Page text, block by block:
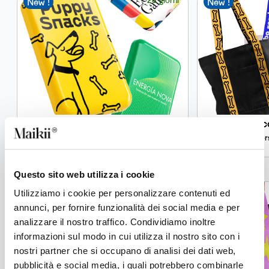
Questo sito web utilizza i cookie
Utilizziamo i cookie per personalizzare contenuti ed
annunci, per fornire funzionalità dei social media e per
analizzare il nostro traffico. Condividiamo inoltre
informazioni sul modo in cui utilizza il nostro sito con i
nostri partner che si occupano di analisi dei dati web,
pubblicità e social media, i quali potrebbero combinarle
Power bank custom con ricarica wireless Qi1,
5.000 mAh
12 giorni
New ! New !